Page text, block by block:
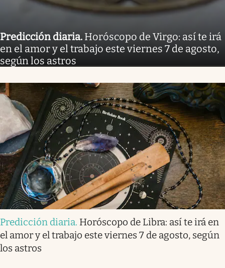
Predicción diaria. Horóscopo de Virgo: así te irá
en el amor y el trabajo este viernes 7 de agosto,
según los astros
Predicción diaria. Horóscopo de Libra: así te irá en
el amor y el trabajo este viernes 7 de agosto, según
los astros